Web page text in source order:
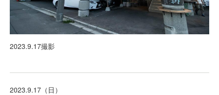
2023.9.17撮影
2023.9.17（日）